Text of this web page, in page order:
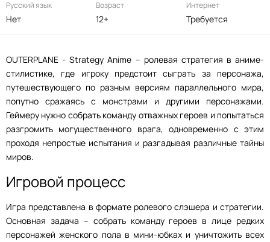
Русский язык
Нет
Возраст
12+
Интернет
Требуется
OUTERPLANE - Strategy Anime – ролевая стратегия в аниме-
стилистике, где игроку предстоит сыграть за персонажа,
путешествующего по разным версиям параллельного мира,
попутно сражаясь с монстрами и другими персонажами.
Геймеру нужно собрать команду отважных героев и попытаться
разгромить могущественного врага, одновременно с этим
проходя непростые испытания и разгадывая различные тайны
миров.
Игровой процесс
Игра представлена в формате ролевого слэшера и стратегии.
Основная задача – собрать команду героев в лице редких
персонажей женского пола в мини-юбках и уничтожить всех